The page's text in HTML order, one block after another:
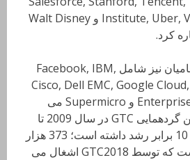
Institute, Uber, VMware, Walmart و Walt Disney
همچنین بزرگترین حامیان نیز شامل Facebook, IBM,
Cisco, Dell EMC, Google
Enterprise, Inspur, Lenovo و Supermicro می
شوند. از آغاز نخستین گردهمایی GTC در سال 2009 تا
کنون، این نمایشگاه 10 برابر رشد داشته است؛ 373 هزار
مترمربع، فضایی است که توسط GTC2018 اشغال می